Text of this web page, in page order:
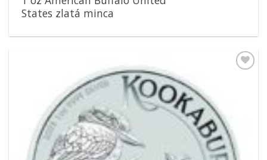
States zlatá minca